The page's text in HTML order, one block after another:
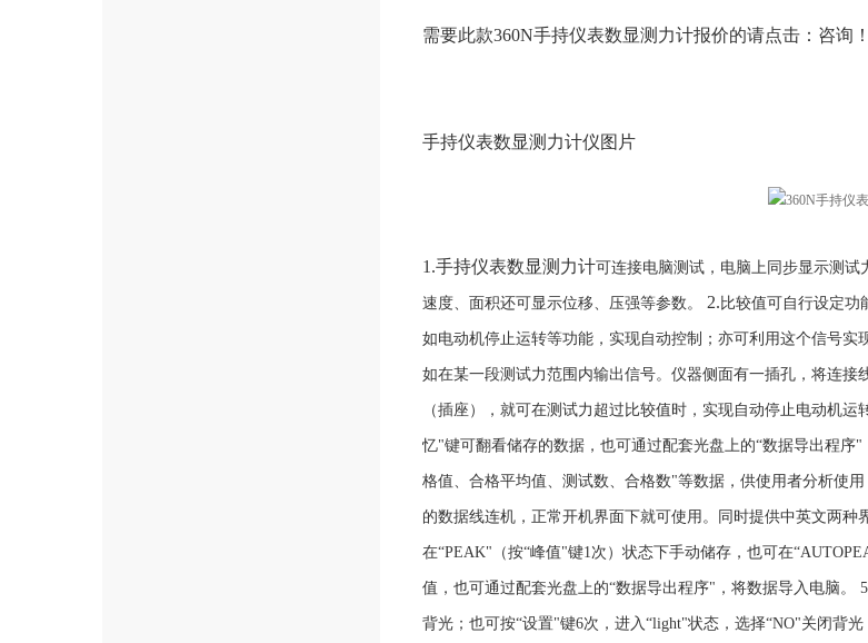
需要此款360N手持仪表数显测力计报价的请点击：咨询 ！
手持仪表数显测力计仪图片
1.手持仪表数显测力计可连接电脑测试，电脑上同步显示测
速度、面积还可显示位移、压强等参数。 2. 比较值可自行设定
如电动机停止运转等功能，实现自动控制；亦可利用这个信号实
如在某一段测试力范围内输出信号。仪器侧面有一插孔，将连
（插座），就可在测试力超过比较值时，实现自动停止电动机运
忆"键可翻看储存的数据，也可通过配套光盘上的“数据导出程
格值、合格平均值、测试数、合格数"等数据，供使用者分析使
的数据线连机，正常开机界面下就可使用。同时提供中英文两
在“PEAK"（按“峰值"键1次）状态下手动储存，也可在
值，也可通过配套光盘上的“数据导出程序"，将数据导入电脑
背光；也可按“设置"键6次，进入“light"状态，选择“NO"关闭背